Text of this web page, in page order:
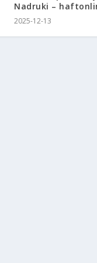
Nadruki –
2025-12-13